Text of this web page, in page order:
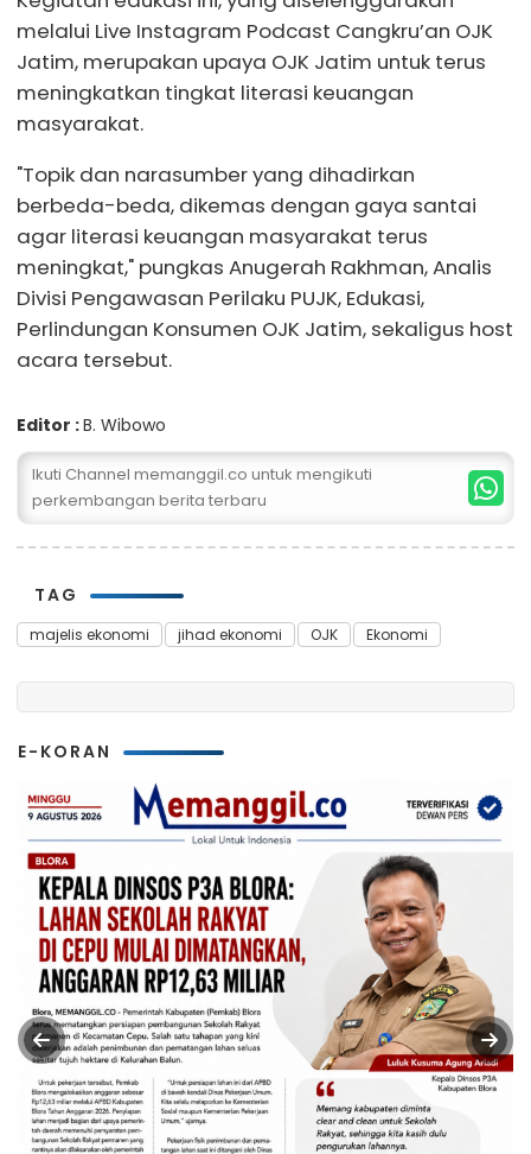
melalui Live Instagram Podcast Cangkru’an OJK
Jatim, merupakan upaya OJK Jatim untuk terus
meningkatkan tingkat literasi keuangan
masyarakat.
"Topik dan narasumber yang dihadirkan
berbeda-beda, dikemas dengan gaya santai
agar literasi keuangan masyarakat terus
meningkat," pungkas Anugerah Rakhman, Analis
Divisi Pengawasan Perilaku PUJK, Edukasi,
Perlindungan Konsumen OJK Jatim, sekaligus host
acara tersebut.
Editor :B. Wibowo
Ikuti Channel memanggil.co untuk mengikuti
perkembangan berita terbaru
TAG
majelis ekonomi jihad ekonomi OJK Ekonomi
E-KORAN